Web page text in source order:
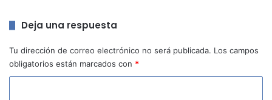
Deja una respuesta
Tu dirección de correo electrónico no será publicada. Los campos
obligatorios están marcados con *